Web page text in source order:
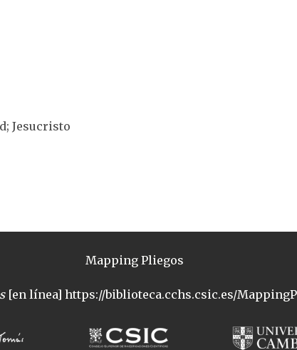
Jesucristo
Mapping Pliegos
[en línea] https://biblioteca.cchs.csic.es/